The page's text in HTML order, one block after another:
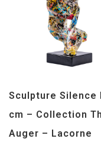
Sculpture Silence
cm – Collection
Auger – Lacorne